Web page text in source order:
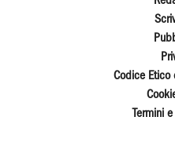
Codice Etico
Termini